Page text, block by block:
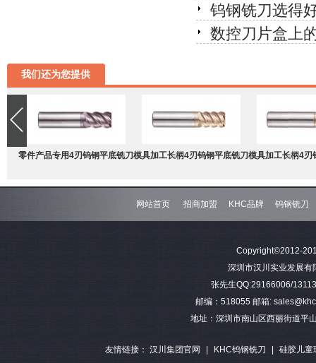
钨钢铣刀选得
数控刀片盒上
我们还为您提供
零件产品专用4刃钨钢平底铣刀模具加工长柄4刃钨钢平底铣刀模具加工长柄4刃
钢平底
网站首页 招商加盟 KHC品牌 钨钢铣刀
Copyright©2012-
深圳市汉川实业发展
张先生QQ:29166006/
邮编：518055 邮箱:
地址：深圳市南山区西丽街道平
友情链接： 汉川集团官网 | KHC钨钢铣刀 | 硅胶儿童